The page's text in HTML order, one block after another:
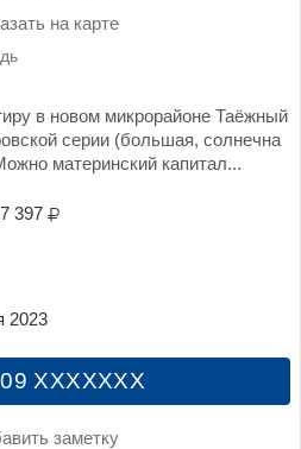
на карте
в новом микрорайоне Таёжный
серии (большая, солнечна
материнский капитал...
397
XXXXXXX
заметку
2023